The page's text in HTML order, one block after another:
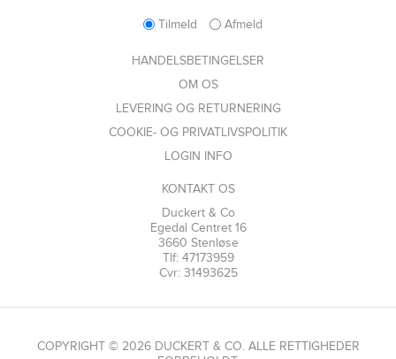
Tilmeld Afmeld
HANDELSBETINGELSER
OM OS
LEVERING OG RETURNERING
COOKIE- OG PRIVATLIVSPOLITIK
LOGIN INFO
KONTAKT OS
Duckert & Co
Egedal Centret 16
3660 Stenløse
Tlf: 47173959
Cvr: 31493625
COPYRIGHT © 2026 DUCKERT & CO. ALLE RETTIGHEDER